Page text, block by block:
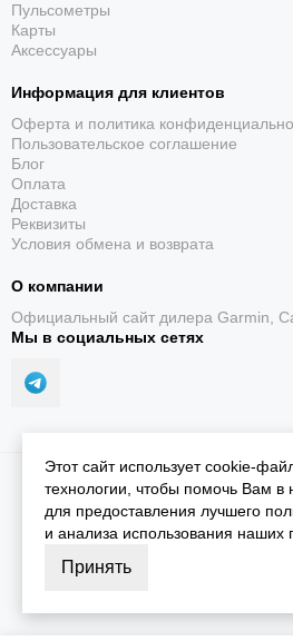
Пульсометры
Карты
Аксессуары
Информация для клиентов
Оферта и политика
Пользовательское соглашение
Блог
Оплата
Доставка
Реквизиты
Условия обмена и возврата
О компании
Официальный сайт дилера Garmin,
Мы в социальных сетях
2026 © iGarmin.
Этот сайт использует cookie-
технологии, чтобы помочь Вам в
для предоставления лучшего
и анализа использования наших
Принять